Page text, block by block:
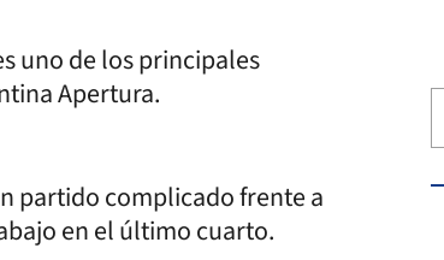
uno de los principales
Apertura.
partido complicado frente a
en el último cuarto.